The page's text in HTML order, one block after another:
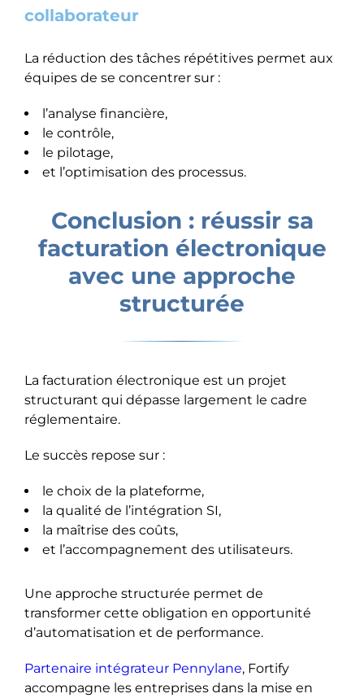
collaborateur
La réduction des tâches répétitives permet aux
équipes de se concentrer sur :
l’analyse financière,
le contrôle,
le pilotage,
et l’optimisation des processus.
Conclusion : réussir sa
facturation électronique
avec une approche
structurée
La facturation électronique est un projet
structurant qui dépasse largement le cadre
réglementaire.
Le succès repose sur :
le choix de la plateforme,
la qualité de l’intégration SI,
la maîtrise des coûts,
et l’accompagnement des utilisateurs.
Une approche structurée permet de
transformer cette obligation en opportunité
d’automatisation et de performance.
Partenaire intégrateur Pennylane, Fortify
accompagne les entreprises dans la mise en